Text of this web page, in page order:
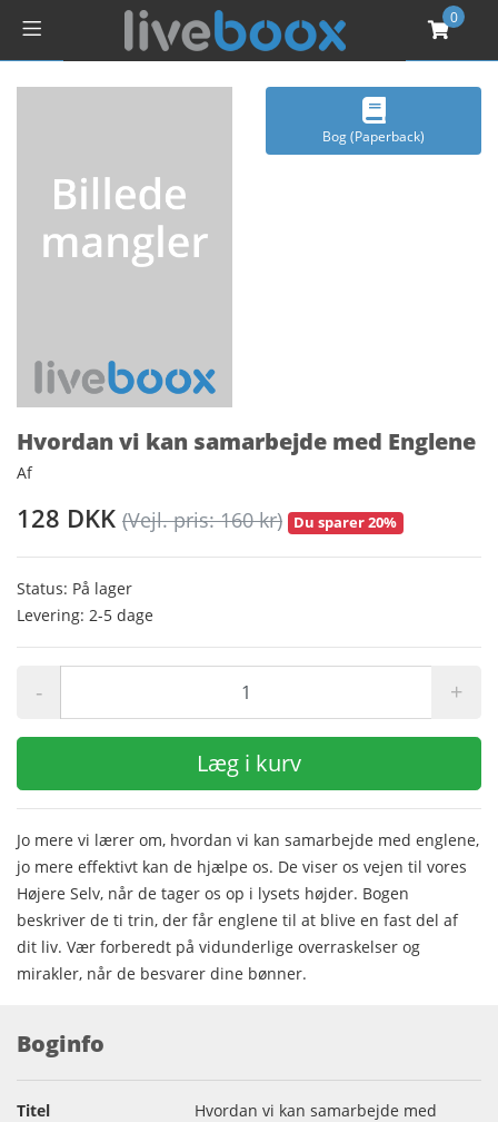
0
Bog (Paperback)
Hvordan vi kan samarbejde med Englene
Af
128 DKK (Vejl. pris: 160 kr) Du sparer 20%
Status: På lager
Levering: 2-5 dage
- +
Læg i kurv
Jo mere vi lærer om, hvordan vi kan samarbejde med englene,
jo mere effektivt kan de hjælpe os. De viser os vejen til vores
Højere Selv, når de tager os op i lysets højder. Bogen
beskriver de ti trin, der får englene til at blive en fast del af
dit liv. Vær forberedt på vidunderlige overraskelser og
mirakler, når de besvarer dine bønner.
Boginfo
Titel
Hvordan vi kan samarbejde med